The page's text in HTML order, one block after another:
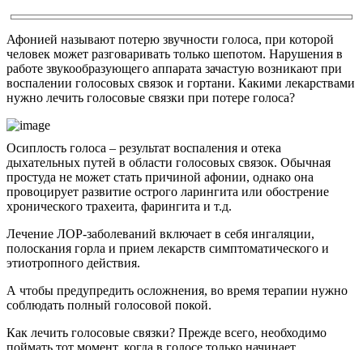
Афонией называют потерю звучности голоса, при которой
человек может разговаривать только шепотом. Нарушения в
работе звукообразующего аппарата зачастую возникают при
воспалении голосовых связок и гортани. Какими лекарствами
нужно лечить голосовые связки при потере голоса?
Осиплость голоса – результат воспаления и отека
дыхательных путей в области голосовых связок. Обычная
простуда не может стать причиной афонии, однако она
провоцирует развитие острого ларингита или обострение
хронического трахеита, фарингита и т.д.
Лечение ЛОР-заболеваний включает в себя ингаляции,
полоскания горла и прием лекарств симптоматического и
этиотропного действия.
А чтобы предупредить осложнения, во время терапии нужно
соблюдать полный голосовой покой.
Как лечить голосовые связки? Прежде всего, необходимо
поймать тот момент, когда в голосе только начинает